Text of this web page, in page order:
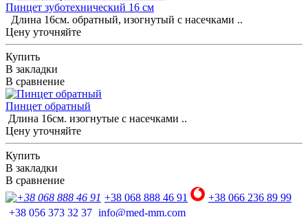
Пинцет зуботехнический 16 см
Длина 16см. обратный, изогнутый с насечками ..
Цену уточняйте
Купить
В закладки
В сравнение
Пинцет обратный
Длина 16см. изогнутые с насечками ..
Цену уточняйте
Купить
В закладки
В сравнение
+38 068 888 46 91
+38 066 236 89 99
+38 056 373 32 37 info@med-mm.com